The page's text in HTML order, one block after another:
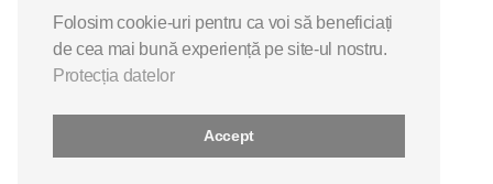
Folosim cookie-uri pentru ca voi să beneficiați
de cea mai bună experiență pe site-ul nostru.
Protecția datelor
Accept